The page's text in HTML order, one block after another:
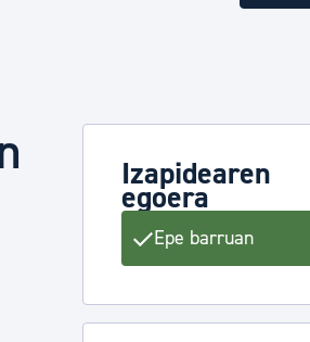
eta ingurumena
eta bizikidetza
Izapidearen
egoera
Epe barruan